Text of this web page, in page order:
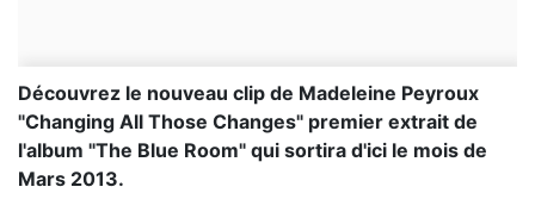
Découvrez le nouveau clip de Madeleine Peyroux
"Changing All Those Changes" premier extrait de
l'album "The Blue Room" qui sortira d'ici le mois de
Mars 2013.